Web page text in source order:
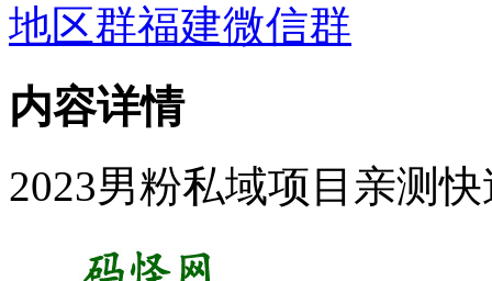
地区群福建微信群
内容详情
2023男粉私域项目亲测